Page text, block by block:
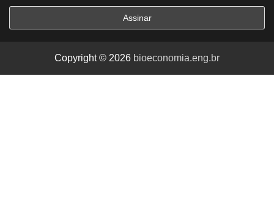
Copyright © 2026 bioeconomia.eng.br